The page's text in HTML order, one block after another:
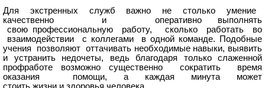
Для экстренных служб важно не столько умение
качественно и оперативно выполнять
свою профессиональную работу, сколько работать во
взаимодействии с коллегами в одной команде. Подобные
учения позволяют оттачивать необходимыe навыки, выявить
и устранить недочеты, ведь благодаря только слаженной
профработе возможно существенно сократить время
оказания помощи, а каждая минута может